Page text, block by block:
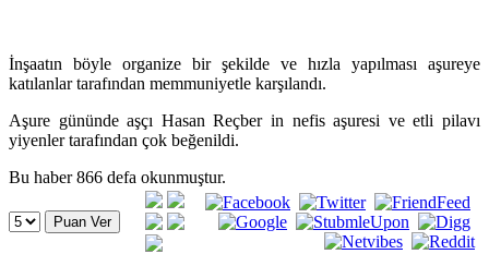
İnşaatın böyle organize bir şekilde ve hızla yapılması aşureye
katılanlar tarafından memmuniyetle karşılandı.
Aşure gününde aşçı Hasan Reçber in nefis aşuresi ve etli pilavı
yiyenler tarafından çok beğenildi.
Bu haber 866 defa okunmuştur.